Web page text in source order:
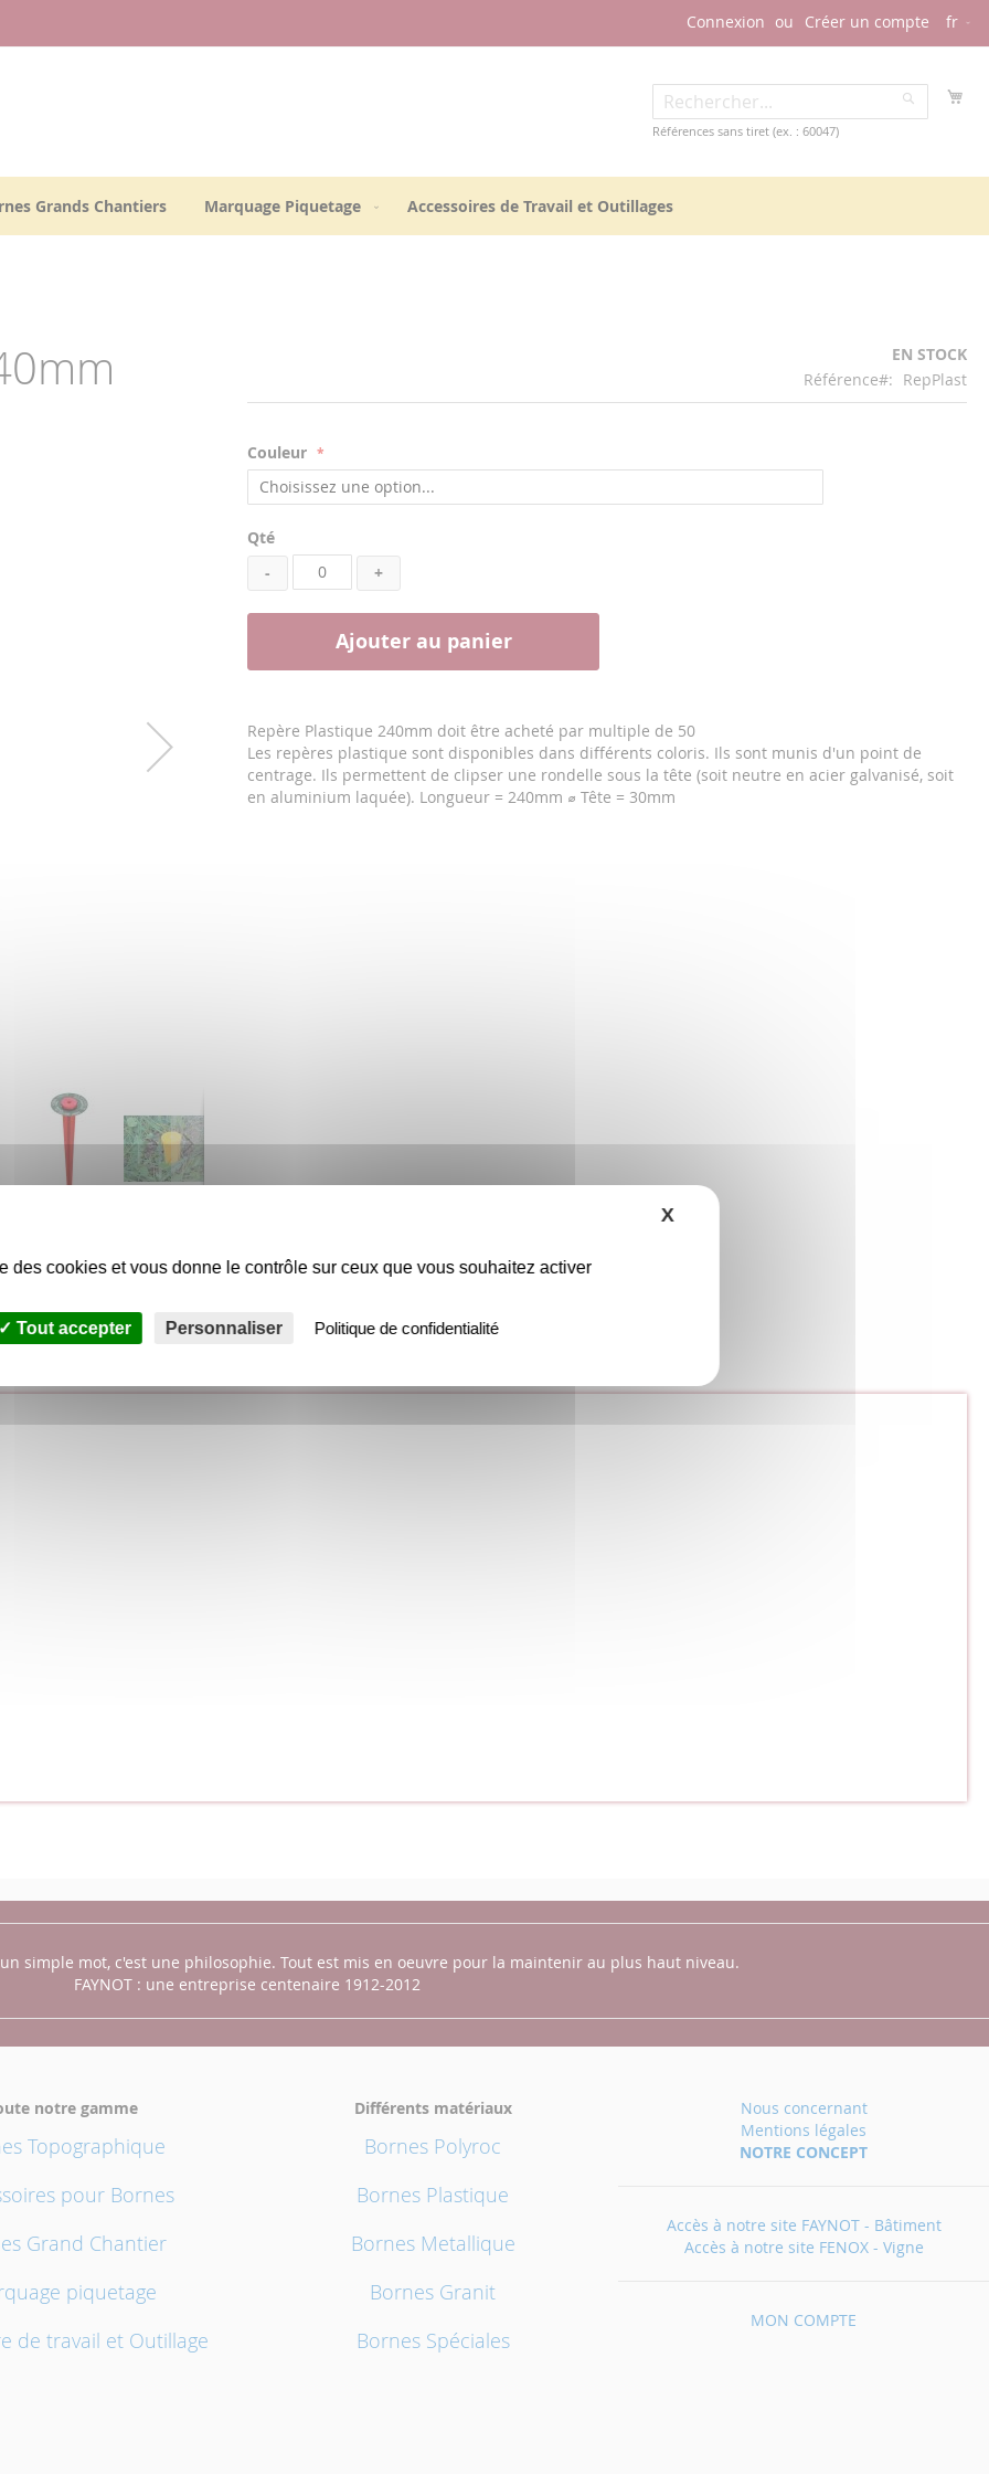
fr
Connexion Créer un compte
Rechercher
Références sans tiret (ex. : 60047)
Grands Chantiers Marquage Piquetage Accessoires de Travail et Outillages
EN STOCK
Référence
RepPlast
Couleur
Qté
-
+
Ajouter au panier
Repère Plastique 240mm doit être acheté par multiple de 50
Les repères plastique sont disponibles dans différents coloris. Ils sont munis d'un point de
centrage. Ils permettent de clipser une rondelle sous la tête (soit neutre en acier galvanisé, soit
en aluminium laquée). Longueur = 240mm ⌀ Tête = 30mm
simple mot, c'est une philosophie. Tout est mis en oeuvre pour la maintenir au plus haut niveau.
FAYNOT : une entreprise centenaire 1912-2012
notre gamme
Topographique
pour Bornes
Grand Chantier
piquetage
de travail et Outillage
Différents matériaux
Bornes Polyroc
Bornes Plastique
Bornes Metallique
Bornes Granit
Bornes Spéciales
Nous concernant
Mentions légales
NOTRE CONCEPT
Accès à notre site FAYNOT - Bâtiment
Accès à notre site FENOX - Vigne
MON COMPTE
des cookies et vous donne le contrôle sur ceux que vous souhaitez activer
Tout accepter Personnaliser Politique de confidentialité
X